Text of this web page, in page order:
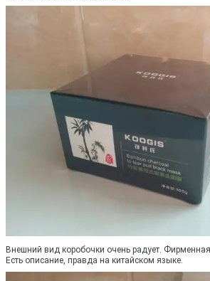
Внешний вид коробочки очень радует.
Есть описание, правда на китайском языке.